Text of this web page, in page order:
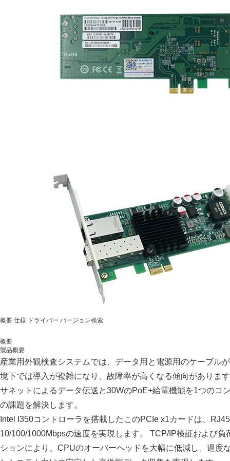
概要 仕様 ドライバー バージョン検索
概要
製品概要
産業用外観検査システムでは、データ用と電源用のケーブル
境下では導入が複雑になり、故障率が高くなる傾向がありま
サネットによるデータ伝送と30WのPoE+給電機能を1つのコ
の課題を解決します。
Intel I350コントローラを搭載したこのPCIe x1カードは、
10/100/1000Mbpsの速度を実現します。 TCP/IP検証および
ションにより、CPUのオーバーヘッドを大幅に低減し、過度